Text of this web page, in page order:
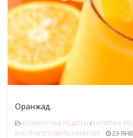
Оранжад.
КУЛИНАРНЫЕ РЕЦЕПТЫ / НАПИТКИ.
КАК ПРИГОТОВИТЬ НАПИТКИ
23-